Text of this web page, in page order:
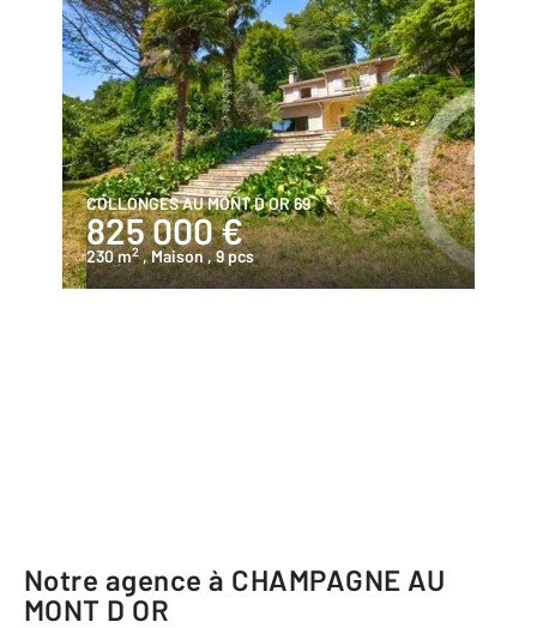
COLLONGES AU MONT D OR 69
825 000 €
230 m2 , Maison, 9 pcs
Notre agence à CHAMPAGNE AU
MONT D OR